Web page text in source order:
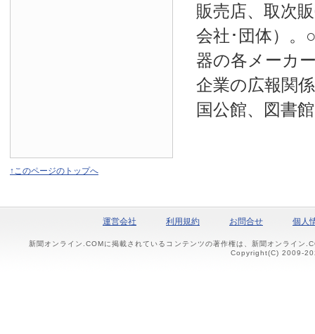
販売店、取次
会社･団体）。
器の各メーカ
企業の広報関
国公館、図書
↑このページのトップへ
運営会社 利用規約 お問合せ 個人
新聞オンライン.COMに掲載されているコンテンツの著作権は、新聞オンライン
Copyright(C) 2009-